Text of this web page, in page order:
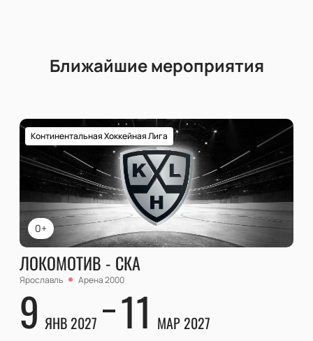
Ближайшие мероприятия
0+
Континентальная Хоккейная Лига
ЛОКОМОТИВ - СКА
Ярославль Арена 2000
9 ЯНВ 2027 11 МАР 2027